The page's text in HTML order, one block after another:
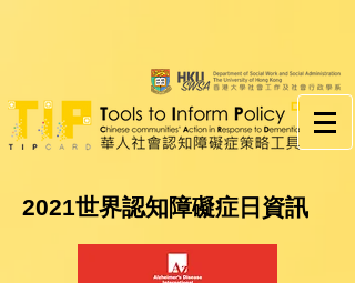
2021世界認知障礙症日資訊